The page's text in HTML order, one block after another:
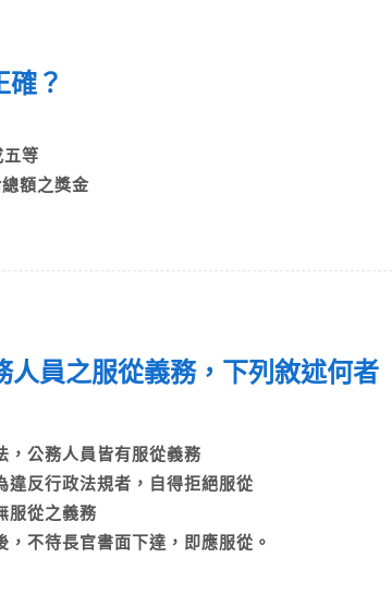
確？
五等
總額之獎金
員之服從義務，下列敘述何者
，公務人員皆有服從義務
違反行政法規者，自得拒絕服從
服從之義務
不待長官書面下達，即應服從。